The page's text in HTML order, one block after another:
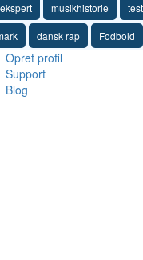
ekspert musikhistorie test
dansk rap Fodbold
Opret profil
Support
Blog